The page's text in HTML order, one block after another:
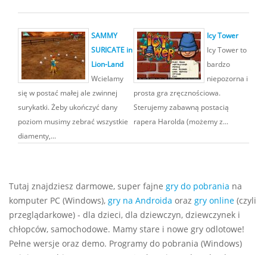
SAMMY
SURICATE in
Lion-Land
Wcielamy
się w postać małej ale zwinnej
surykatki. Żeby ukończyć dany
poziom musimy zebrać wszystkie
diamenty,...
Icy Tower
Icy Tower to
bardzo
niepozorna i
prosta gra zręcznościowa.
Sterujemy zabawną postacią
rapera Harolda (możemy z...
Tutaj znajdziesz darmowe, super fajne gry do pobrania na
komputer PC (Windows), gry na Androida oraz gry online (czyli
przeglądarkowe) - dla dzieci, dla dziewczyn, dziewczynek i
chłopców, samochodowe. Mamy stare i nowe gry odlotowe!
Pełne wersje oraz demo. Programy do pobrania (Windows)